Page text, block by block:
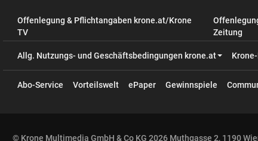
Offenlegung & Pflichtangaben krone.at/Krone
TV
Zeitung
Allg. Nutzungs- und Geschäftsbedingungen krone.at
Abo-Service Vorteilswelt ePaper Gewinnspiele
© Krone Multimedia GmbH & Co KG 2026 Muthgasse 2, 1190